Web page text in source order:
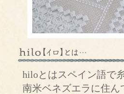
hiloとはスペイン語で
南米ベネズエラに住